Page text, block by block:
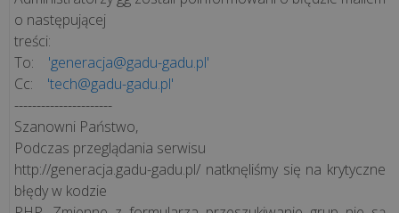
Inwentaryzacja
komputerów
e-
podpis
Procedura
gwarancyjna
o następującej
treści:
To: 'generacja@gadu-gadu.pl'
Cc: 'tech@gadu-gadu.pl'
----------------------
Szanowni Państwo,
Podczas przeglądania serwisu
http://generacja.gadu-gadu.pl/ natknęliśmy się na krytyczne
błędy w kodzie